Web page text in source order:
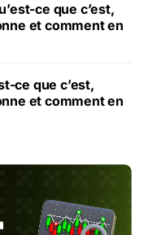
ce que c’est,
et comment en
ce que c’est,
et comment en